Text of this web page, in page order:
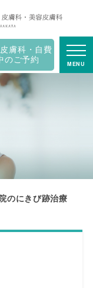
膚科・自費
のご予約
MENU
多の皮膚科・美
リニック博多
のにきび跡治療